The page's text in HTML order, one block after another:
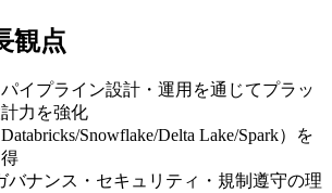
観点
イプライン設計・運用を通じてプラッ
力を強化
Snowflake/Delta Lake/Spark）を
バナンス・セキュリティ・規制遵守の理